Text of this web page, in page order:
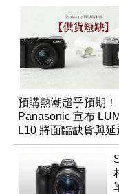
預購熱潮超乎預期！
Panasonic 宣布
L10 將面臨缺貨與延
貨時間